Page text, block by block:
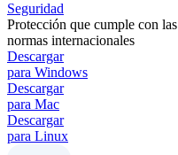
Seguridad
Protección que cumple con las
normas internacionales
Descargar
para Windows
Descargar
para Mac
Descargar
para Linux